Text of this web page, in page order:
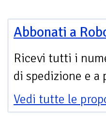
Abbonati a
Ricevi tutti i
di spedizione e a
Vedi tutte le